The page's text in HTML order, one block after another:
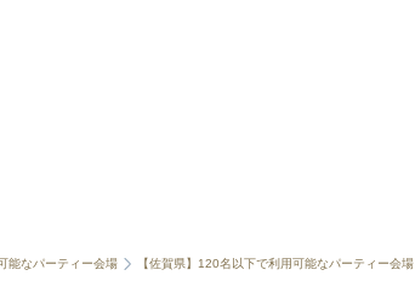
能なパーティー会場 【佐賀県】120名以下で利用可能なパーティー会場